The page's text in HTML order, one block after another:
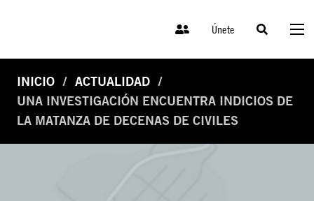
Únete
INICIO
ACTUALIDAD
UNA INVESTIGACIÓN ENCUENTRA INDICIOS DE
LA MATANZA DE DECENAS DE CIVILES